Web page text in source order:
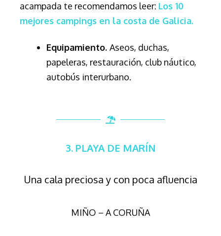
acampada te recomendamos leer: Los 10
mejores campings en la costa de Galicia.
Equipamiento. Aseos, duchas,
papeleras, restauración, club náutico,
autobús interurbano.
3. PLAYA DE MARÍN
Una cala preciosa y con poca afluencia
MIÑO – A CORUÑA